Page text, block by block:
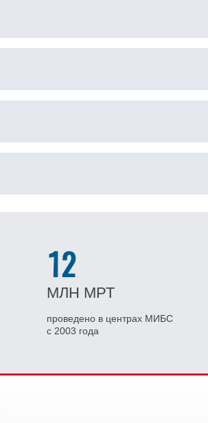
12
МЛН МРТ
проведено в центрах МИБС
с 2003 года